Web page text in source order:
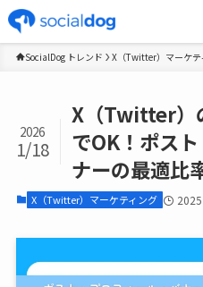
SocialDog トレンド X（Twitter）マーケテ
X（Twitter）
でOK！ポス
ナーの最適比
2026
1/18
X（Twitter）マーケティング